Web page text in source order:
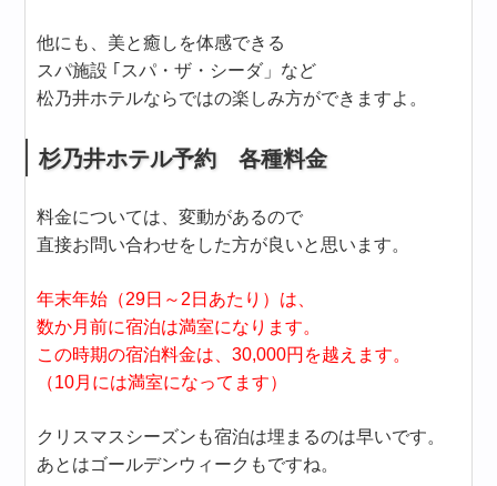
他にも、美と癒しを体感できる
スパ施設 ｢スパ・ザ・シーダ」など
松乃井ホテルならではの楽しみ方ができますよ。
杉乃井ホテル予約 各種料金
料金については、変動があるので
直接お問い合わせをした方が良いと思います。
年末年始（29日～2日あたり）は、
数か月前に宿泊は満室になります。
この時期の宿泊料金は、30,000円を越えます。
（10月には満室になってます）
クリスマスシーズンも宿泊は埋まるのは早いです。
あとはゴールデンウィークもですね。